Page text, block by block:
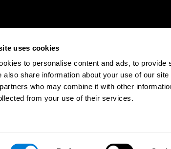
uses cookies
to personalise content and ads, to
also share information about your use of our
who may combine it with other
from your use of their services.
para detectar alteraciones y deterioro cognitivo con el fin de
son interpretados por un profesional de la salud cualificado), se
neuropsicológico completo). CogniFit no ofrece directamente un
cualificado teniendo en cuenta una amplia gama de posibles
El producto puede ser utilizado para estudios de investigación
humanos apropiados conforme al procedimiento dictado por
caso, inferiores a las requeridas para cualquier sujeto de